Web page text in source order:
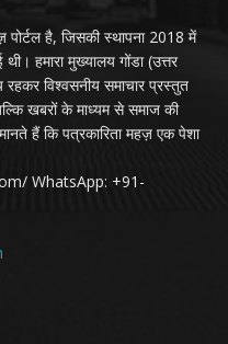
है, जिसकी स्थापना 2018 में
हमारा मुख्यालय गोंडा (उत्तर
विश्वसनीय समाचार प्रस्तुत
खबरों के माध्यम से समाज की
हैं कि पत्रकारिता महज़ एक पेशा
WhatsApp: +91-